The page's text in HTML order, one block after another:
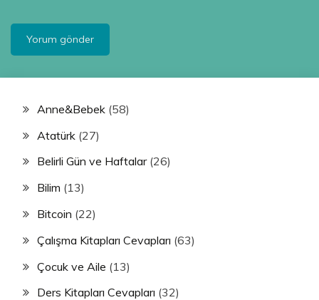
Anne&Bebek (58)
Atatürk (27)
Belirli Gün ve Haftalar(26)
Bilim (13)
Bitcoin (22)
Çalışma Kitapları Cevapları (63)
Çocuk ve Aile (13)
Ders Kitapları Cevapları (32)